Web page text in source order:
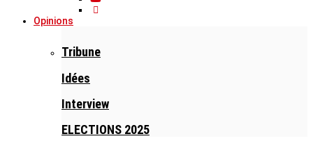
Opinions
Tribune
Idées
Interview
ELECTIONS 2025